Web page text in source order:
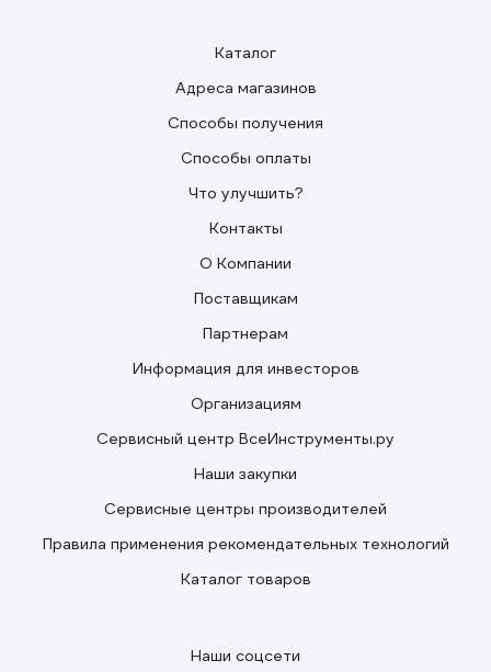
Каталог
Адреса магазинов
Способы получения
Способы оплаты
Что улучшить?
Контакты
О Компании
Поставщикам
Партнерам
Информация для инвесторов
Организациям
Сервисный центр ВсеИнструменты.ру
Наши закупки
Сервисные центры производителей
Правила применения рекомендательных технологий
Каталог товаров
Наши соцсети